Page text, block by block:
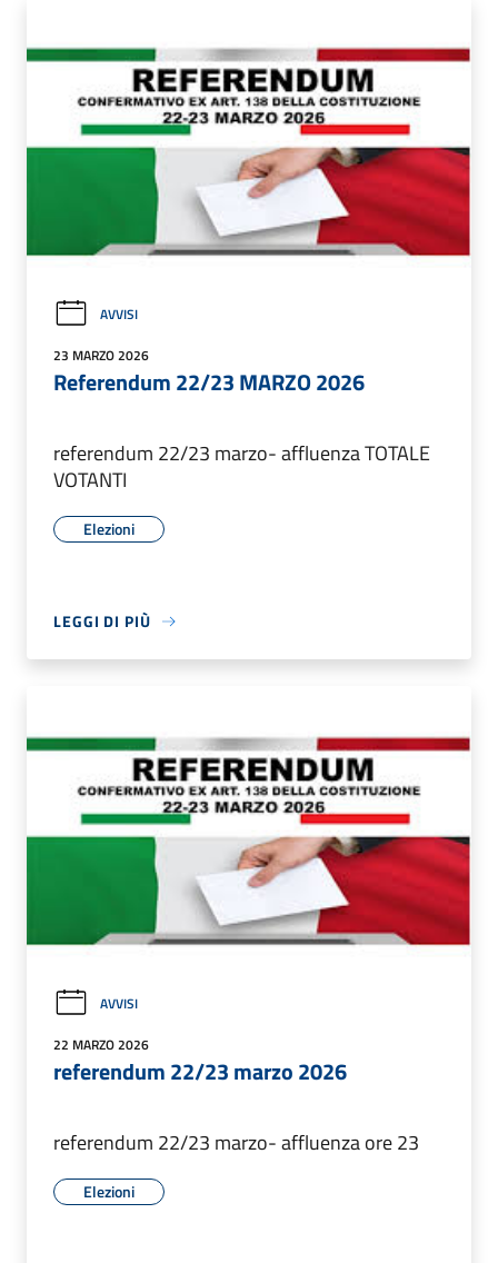
AVVISI
23 MARZO 2026
Referendum 22/23 MARZO 2026
referendum 22/23 marzo- affluenza TOTALE
VOTANTI
Elezioni
LEGGI DI PIÙ
AVVISI
22 MARZO 2026
referendum 22/23 marzo 2026
referendum 22/23 marzo- affluenza ore 23
Elezioni